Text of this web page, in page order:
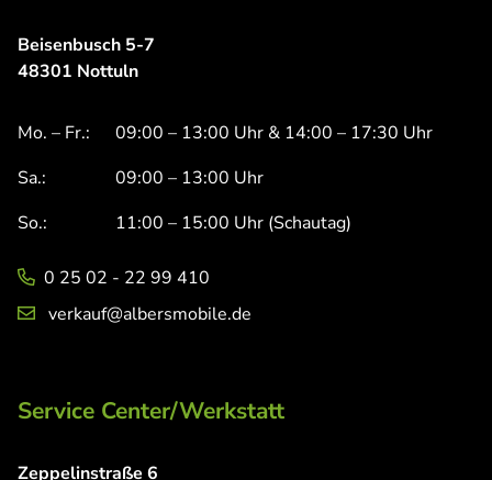
Beisenbusch 5-7
48301 Nottuln
Mo. – Fr.:
09:00 – 13:00 Uhr & 14:00 – 17:30 Uhr
Sa.:
09:00 – 13:00 Uhr
So.:
11:00 – 15:00 Uhr (Schautag)
0 25 02 - 22 99 410
verkauf@albersmobile.de
Service Center/Werkstatt
Zeppelinstraße 6